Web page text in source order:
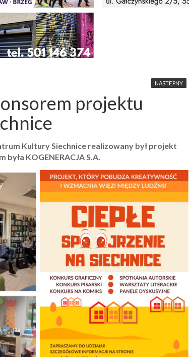
NASTĘPNY
projektu
Kultury Siechnice realizowany był projekt
KOGENERACJA S.A.